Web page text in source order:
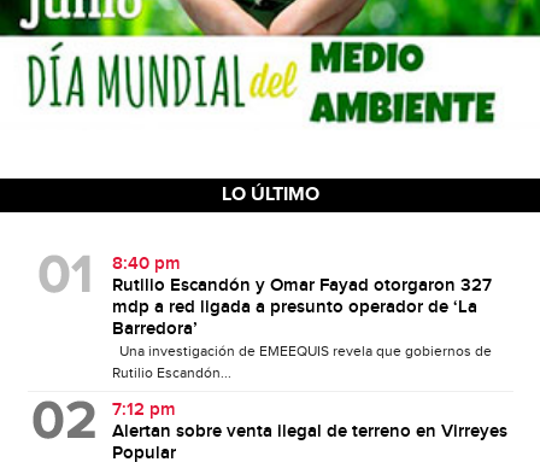
LO ÚLTIMO
8:40 pm
Rutilio Escandón y Omar Fayad otorgaron 327
mdp a red ligada a presunto operador de ‘La
Barredora’
Una investigación de EMEEQUIS revela que gobiernos de
Rutilio Escandón...
7:12 pm
Alertan sobre venta ilegal de terreno en Virreyes
Popular